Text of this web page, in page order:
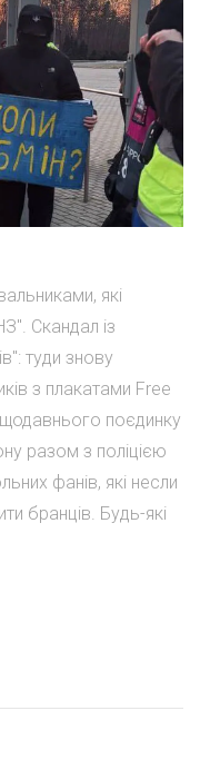
які
Скандал із
туди знову
з плакатами Free
поєдинку
разом з поліцією
фанів, які несли
бранців. Будь-які